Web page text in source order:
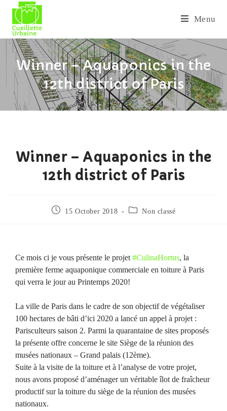
Menu
Winner – Aquaponics in the
12th district of Paris
Winner – Aquaponics in the
12th district of Paris
15 October 2018 Non classé
Ce mois ci je vous présente le projet #CulinaHortus, la
première ferme aquaponique commerciale en toiture à Paris
qui verra le jour au Printemps 2020!
La ville de Paris dans le cadre de son objectif de végétaliser
100 hectares de bâti d’ici 2020 a lancé un appel à projet :
Parisculteurs saison 2. Parmi la quarantaine de sites proposés
la présente offre concerne le site Siège de la réunion des
musées nationaux – Grand palais (12ème).
Suite à la visite de la toiture et à l’analyse de votre projet,
nous avons proposé d’aménager un véritable îlot de fraîcheur
productif sur la toiture du siège de la réunion des musées
nationaux.